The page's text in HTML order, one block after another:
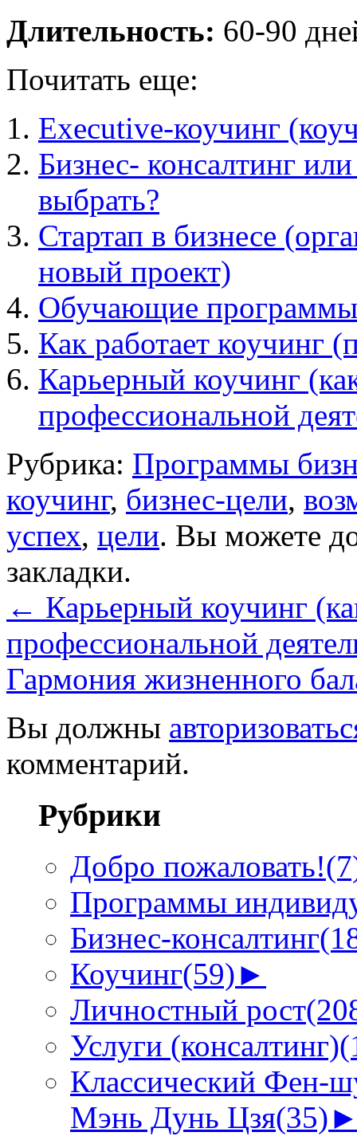
Длительность: 60-90
Почитать еще:
Executive-коучинг
Бизнес- консалтинг
выбрать?
Стартап в бизнесе
новый проект)
Обучающие программы
Как работает коучинг
Карьерный коучинг
профессиональной
Рубрика: Программы
коучинг, бизнес-цели,
успех, цели. Вы можете
закладки.
← Карьерный коучинг
профессиональной
Гармония жизненного
Вы должны
комментарий.
Рубрики
Добро пожаловать!
Программы
Бизнес-консалтинг
Коучинг(59)►
Личностный рост
Услуги (консалтинг)
Классический Фен-
Мэнь Дунь Цзя(35)